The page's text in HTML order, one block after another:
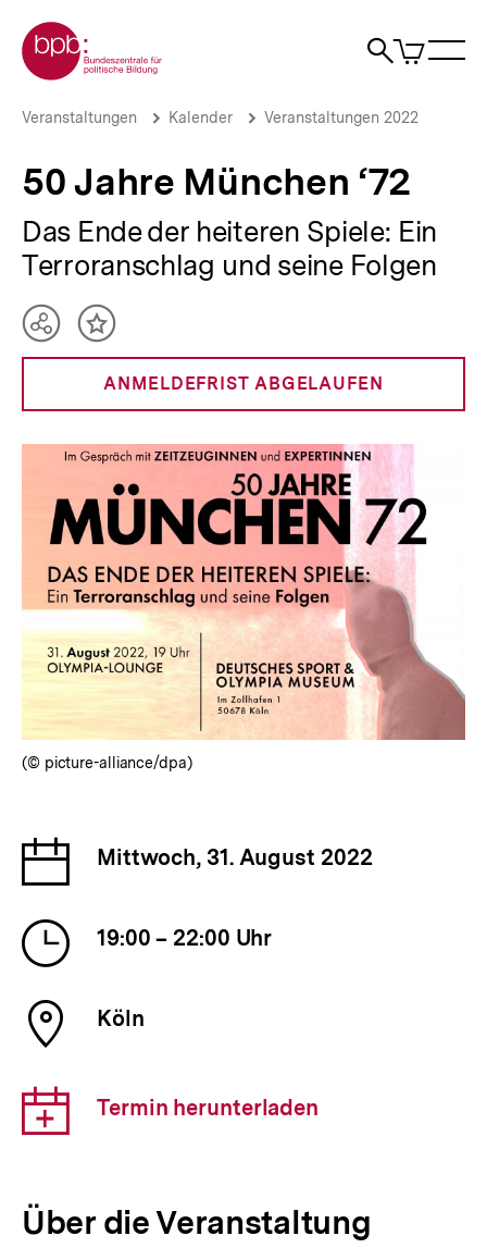
zum
Seiteninhalt
springen
Zur Startseite der bpb
Suche
Artikel
im
50
‘72
bpb.de
Brotkrümelnavigation
Pfadnavigation
Veranstaltungen Kalender Veranstaltungen 2022
50 Jahre München ‘72
Das Ende der heiteren Spiele: Ein
Terroranschlag und seine Folgen
ANMELDEFRIST ABGELAUFEN
Teilen
Optionen
anzeigen
Inhalt
merken
(© picture-alliance/dpa)
Datum
der
Veranstaltung
Mittwoch, 31. August 2022
Uhrzeit
der
Veranstaltung
19:00 – 22:00 Uhr
Ort
der
Köln
Download-
Link:
Termin herunterladen
Über die Veranstaltung